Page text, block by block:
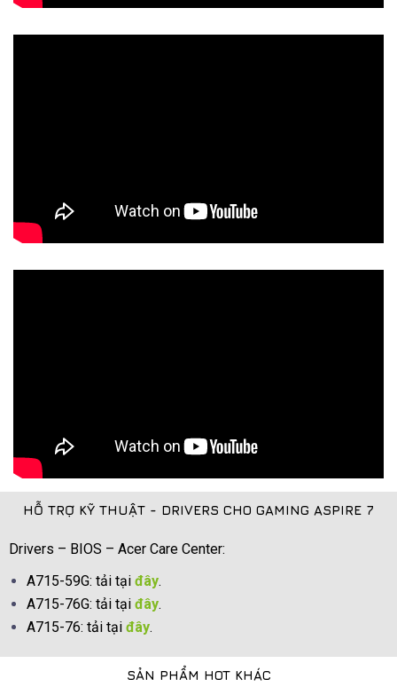
HỖ TRỢ KỸ THUẬT - DRIVERS CHO GAMING ASPIRE 7
Drivers – BIOS – Acer Care Center:
A715-59G: tải tại đây.
A715-76G: tải tại đây.
A715-76: tải tại đây.
SẢN PHẨM HOT KHÁC